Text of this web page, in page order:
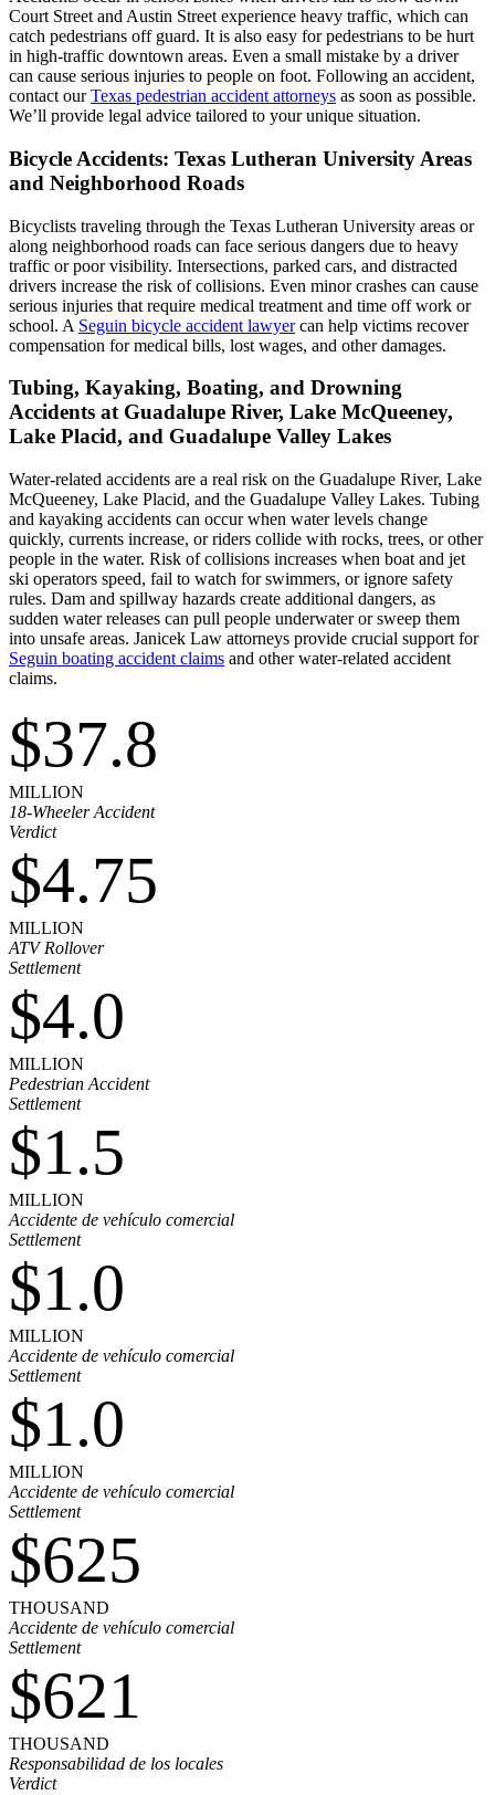
Court Street and Austin Street experience heavy traffic, which can
catch pedestrians off guard. It is also easy for pedestrians to be hurt
in high-traffic downtown areas. Even a small mistake by a driver
can cause serious injuries to people on foot. Following an accident,
contact ourTexas pedestrian accident attorneys as soon as possible.
We’ll provide legal advice tailored to your unique situation.
Bicycle Accidents: Texas Lutheran University Areas
and Neighborhood Roads
Bicyclists traveling through the Texas Lutheran University areas or
along neighborhood roads can face serious dangers due to heavy
traffic or poor visibility. Intersections, parked cars, and distracted
drivers increase the risk of collisions. Even minor crashes can cause
serious injuries that require medical treatment and time off work or
school. A Seguin bicycle accident lawyercan help victims recover
compensation for medical bills, lost wages, and other damages.
Tubing, Kayaking, Boating, and Drowning
Accidents at Guadalupe River, Lake McQueeney,
Lake Placid, and Guadalupe Valley Lakes
Water-related accidents are a real risk on the Guadalupe River, Lake
McQueeney, Lake Placid, and the Guadalupe Valley Lakes. Tubing
and kayaking accidents can occur when water levels change
quickly, currents increase, or riders collide with rocks, trees, or other
people in the water. Risk of collisions increases when boat and jet
ski operators speed, fail to watch for swimmers, or ignore safety
rules. Dam and spillway hazards create additional dangers, as
sudden water releases can pull people underwater or sweep them
into unsafe areas. Janicek Law attorneys provide crucial support for
Seguin boating accident claims and other water-related accident
claims.
$37.8
MILLION
18-Wheeler Accident
Verdict
$4.75
MILLION
ATV Rollover
Settlement
$4.0
MILLION
Pedestrian Accident
Settlement
$1.5
MILLION
Accidente de vehículo comercial
Settlement
$1.0
MILLION
Accidente de vehículo comercial
Settlement
$1.0
MILLION
Accidente de vehículo comercial
Settlement
$625
THOUSAND
Accidente de vehículo comercial
Settlement
$621
THOUSAND
Responsabilidad de los locales
Verdict